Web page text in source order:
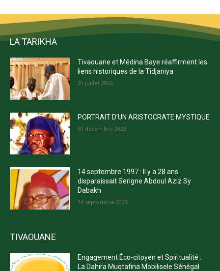
LA TARIKHA
Tivaouane et Médina Baye réaffirment les
liens historiques de la Tidjaniya
20 juillet 2026
PORTRAIT D’UN ARISTOCRATE MYSTIQUE
30 décembre 2025
14 septembre 1997 : Il y a 28 ans
disparaissait Serigne Abdoul Aziz Sy
Dabakh
14 septembre 2025
TIVAOUANE
Engagement Éco-citoyen et Spiritualité :
La Dahira Muqtafina Mobilisele Sénégal